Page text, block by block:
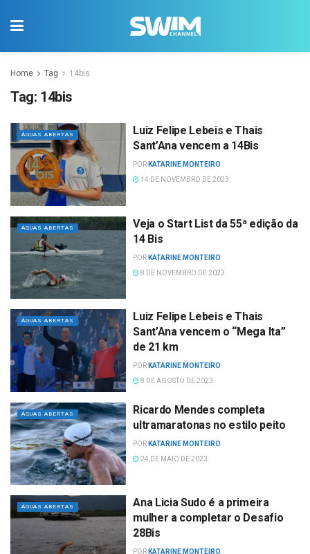
Home Tag 14bis
Tag: 14bis
ÁGUAS ABERTAS
Luiz Felipe Lebeis e Thais
Sant’Ana vencem a 14Bis
POR KATARINE MONTEIRO
14 DE NOVEMBRO DE 2023
ÁGUAS ABERTAS
Veja o Start List da 55ª edição da
14 Bis
POR KATARINE MONTEIRO
8 DE NOVEMBRO DE 2023
ÁGUAS ABERTAS
Luiz Felipe Lebeis e Thais
Sant’Ana vencem o “Mega Ita”
de 21 km
POR KATARINE MONTEIRO
8 DE AGOSTO DE 2023
ÁGUAS ABERTAS
Ricardo Mendes completa
ultramaratonas no estilo peito
POR KATARINE MONTEIRO
24 DE MAIO DE 2023
ÁGUAS ABERTAS
Ana Licia Sudo é a primeira
mulher a completar o Desafio
28Bis
POR KATARINE MONTEIRO